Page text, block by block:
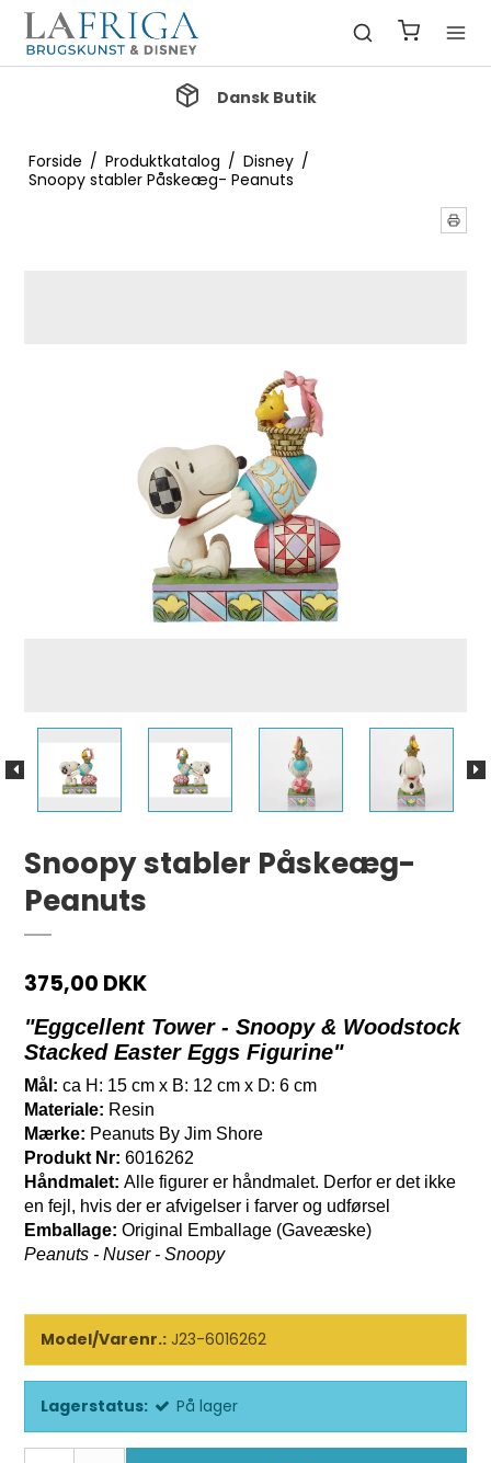
Gratis Fragt ved køb over 1000 kr.
Forside / Produktkatalog / Disney /
Snoopy stabler Påskeæg- Peanuts
Snoopy stabler Påskeæg-
Peanuts
375,00 DKK
"Eggcellent Tower - Snoopy & Woodstock
Stacked Easter Eggs Figurine"
Mål: ca H: 15 cm x B: 12 cm x D: 6 cm
Materiale: Resin
Mærke: Peanuts By Jim Shore
Produkt Nr: 6016262
Håndmalet: Alle figurer er håndmalet. Derfor er det ikke
en fejl, hvis der er afvigelser i farver og udførsel
Emballage: Original Emballage (Gaveæske)
Peanuts - Nuser - Snoopy
Model/Varenr.: J23-6016262
Lagerstatus: På lager